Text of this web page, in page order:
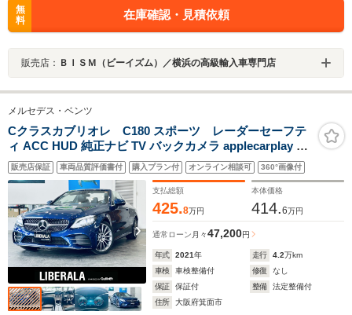
無
料
在庫確認・見積依頼
販売店： ＢＩＳＭ（ビーイズム）／横浜の高級輸入車専門店
メルセデス・ベンツ
Cクラスカブリオレ C180 スポーツ レーダーセーフテ
ィ ACC HUD 純正ナビ TV バックカメラ applecarplay 純
正19インチAW LEDヘッドライト 黒革 メモリ付きパワー
シート シートヒーター BSM クリアランスソナー スマー
トキー 電動ソフトトップ
販売店保証 車両品質評価書付 購入プラン付 オンライン相談可 360°画像付
支払総額
425.8万円
本体価格
414.6万円
通常ローン 月々47,200円
年式 2021年 走行 4.2万km
車検
車検整備付 修復
なし
保証
保証付 整備
法定整備付
住所
大阪府箕面市